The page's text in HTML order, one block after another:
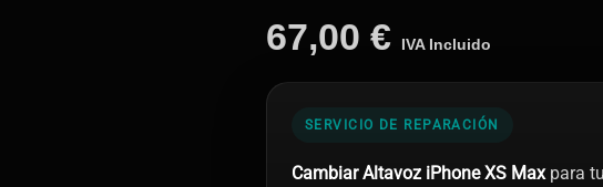
67,00 € IVA Incluido
SERVICIO DE REPARACIÓN
Cambiar Altavoz iPhone XS Maxpara